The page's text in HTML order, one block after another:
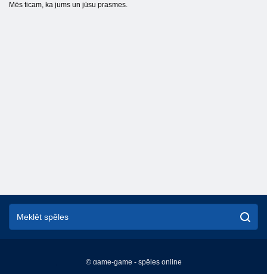
Mēs ticam, ka jums un jūsu prasmes.
© game-game - spēles online